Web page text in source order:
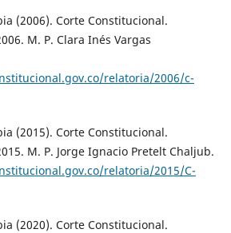
(2006). Corte Constitucional.
M. P. Clara Inés Vargas
relatoria/2006/c-
(2015). Corte Constitucional.
M. P. Jorge Ignacio Pretelt Chaljub.
relatoria/2015/C-
(2020). Corte Constitucional.